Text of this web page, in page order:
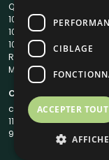
Qui sommes-nous ?
1001Salles
1001Salles PRO
1001DJ
Reserverunbar
MP2
Contacts
11 Rue Maurice
94200 Ivry-sur-Seine
CIBLAGE
ACCEPTER TOUT